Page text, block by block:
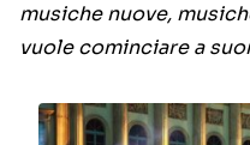
musiche nuove,
vuole cominciare a